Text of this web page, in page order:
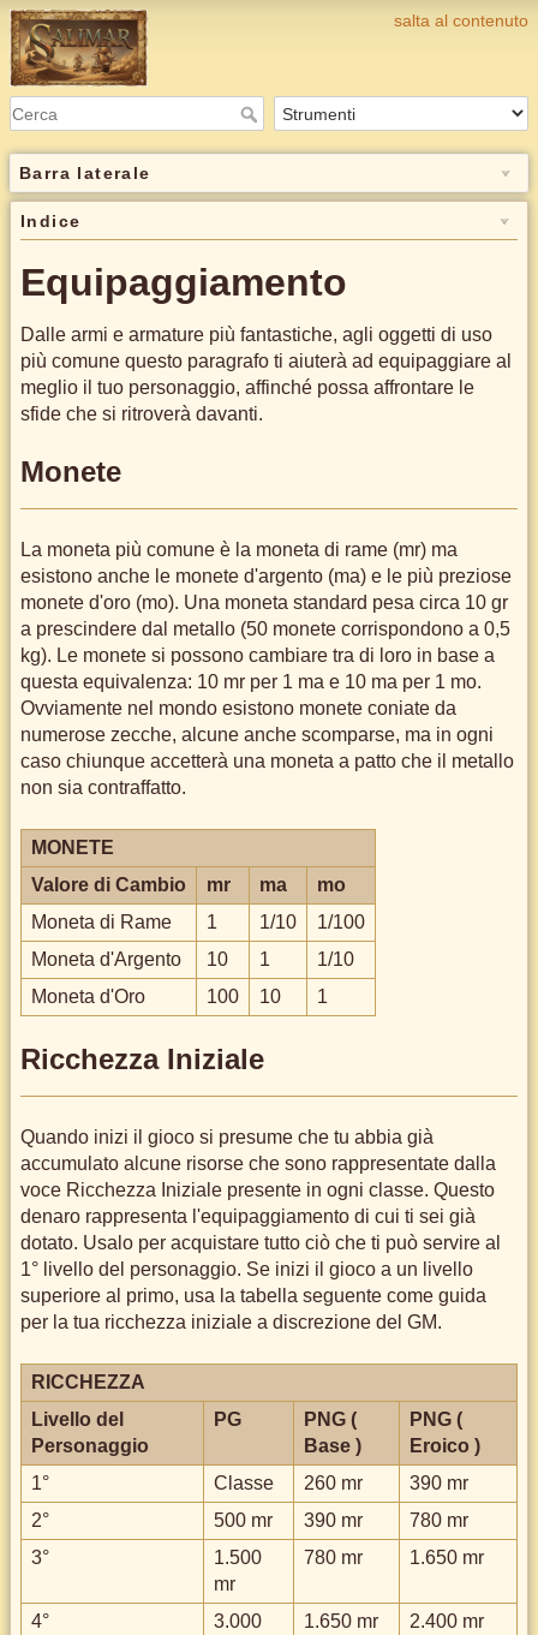
salta al contenuto
Barra laterale
Indice
Equipaggiamento
Dalle armi e armature più fantastiche, agli oggetti di uso
più comune questo paragrafo ti aiuterà ad equipaggiare al
meglio il tuo personaggio, affinché possa affrontare le
sfide che si ritroverà davanti.
Monete
La moneta più comune è la moneta di rame (mr) ma
esistono anche le monete d'argento (ma) e le più preziose
monete d'oro (mo). Una moneta standard pesa circa 10 gr
a prescindere dal metallo (50 monete corrispondono a 0,5
kg). Le monete si possono cambiare tra di loro in base a
questa equivalenza: 10 mr per 1 ma e 10 ma per 1 mo.
Ovviamente nel mondo esistono monete coniate da
numerose zecche, alcune anche scomparse, ma in ogni
caso chiunque accetterà una moneta a patto che il metallo
non sia contraffatto.
MONETE
Valore di Cambio
mr ma
mo
Moneta di Rame
1 1/10
1/100
Moneta d'Argento
10 1
1/10
Moneta d'Oro
100 10 1
Ricchezza Iniziale
Quando inizi il gioco si presume che tu abbia già
accumulato alcune risorse che sono rappresentate dalla
voce Ricchezza Iniziale presente in ogni classe. Questo
denaro rappresenta l'equipaggiamento di cui ti sei già
dotato. Usalo per acquistare tutto ciò che ti può servire al
1° livello del personaggio. Se inizi il gioco a un livello
superiore al primo, usa la tabella seguente come guida
per la tua ricchezza iniziale a discrezione del GM.
RICCHEZZA
Livello del
Personaggio
PG
PNG (
Base )
PNG (
Eroico )
1°
Classe 260 mr
390 mr
2°
500 mr 390 mr
780 mr
3°
1.500
mr
780 mr 1.650 mr
4°
3.000
1.650 mr 2.400 mr